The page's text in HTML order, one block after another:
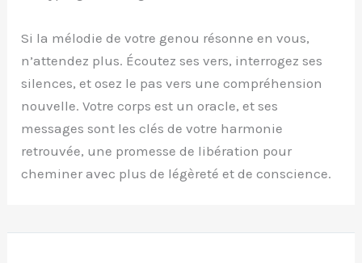
Si la mélodie de votre genou résonne en vous,
n’attendez plus. Écoutez ses vers, interrogez ses
silences, et osez le pas vers une compréhension
nouvelle. Votre corps est un oracle, et ses
messages sont les clés de votre harmonie
retrouvée, une promesse de libération pour
cheminer avec plus de légèreté et de conscience.